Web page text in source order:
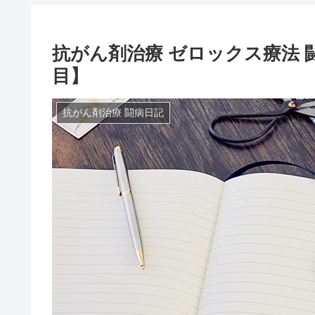
抗がん剤治療 ゼロックス療法
目】
抗がん剤治療 闘病日記